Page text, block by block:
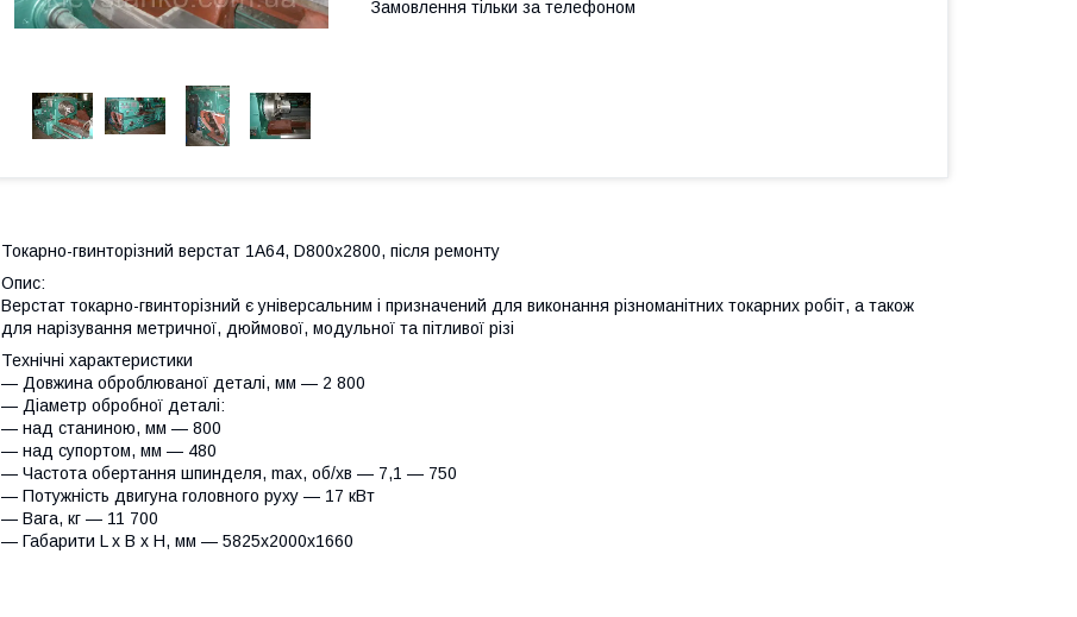
Замовлення тільки за телефоном
Токарно-гвинторізний верстат 1А64, D800х2800, після ремонту
Опис:
Верстат токарно-гвинторізний є універсальним і призначений для виконання різноманітних токарних робіт, а також
для нарізування метричної, дюймової, модульної та пітливої різі
Технічні характеристики
— Довжина оброблюваної деталі, мм — 2 800
— Діаметр обробної деталі:
— над станиною, мм — 800
— над супортом, мм — 480
— Частота обертання шпинделя, max, об/хв — 7,1 — 750
— Потужність двигуна головного руху — 17 кВт
— Вага, кг — 11 700
— Габарити L х B х H, мм — 5825х2000х1660